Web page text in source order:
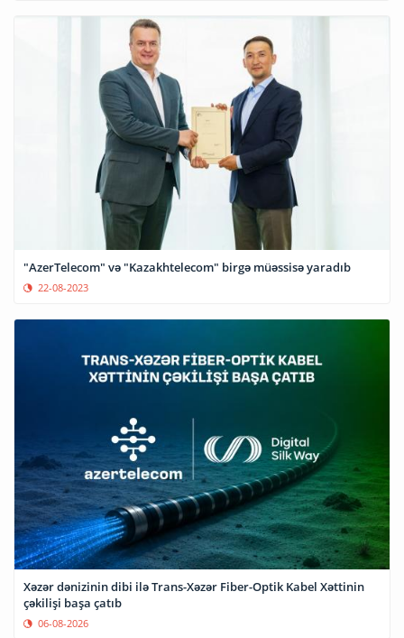
"AzerTelecom" və "Kazakhtelecom" birgə müəssisə yaradıb
22-08-2023
Xəzər dənizinin dibi ilə Trans-Xəzər Fiber-Optik Kabel Xəttinin
çəkilişi başa çatıb
06-08-2026